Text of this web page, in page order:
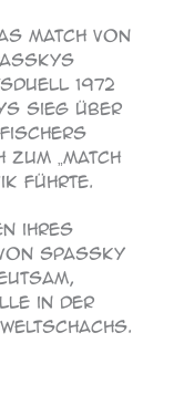
Match von
1972
Sieg über
„Match
führte.
ihres
Spassky
in der